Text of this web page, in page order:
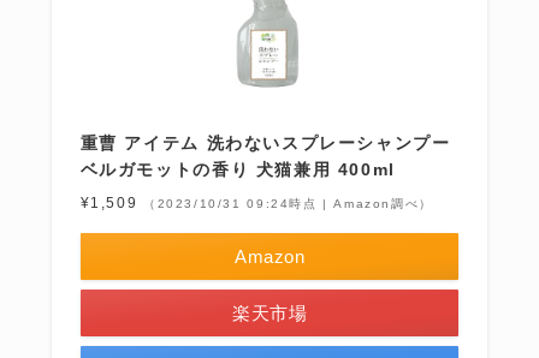
重曹 アイテム 洗わないスプレーシャンプー
ベルガモットの香り 犬猫兼用 400ml
¥1,509 （2023/10/31 09:24時点 | Amazon調べ）
Amazon
楽天市場